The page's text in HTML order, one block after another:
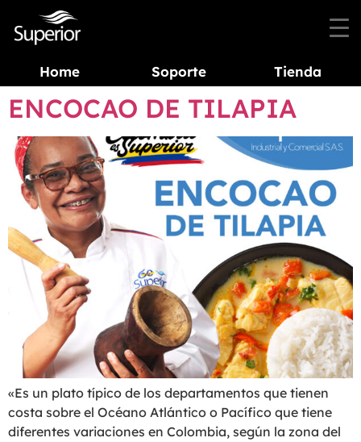
Home Soporte Tienda
ENCOCAO DE TILAPIA
«Es un plato típico de los departamentos que tienen
costa sobre el Océano Atlántico o Pacífico que tiene
diferentes variaciones en Colombia, según la zona del